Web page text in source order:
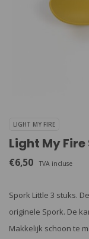
LIGHT MY FIRE
Light My
€6,50 TVA incluse
Spork Little 3 stuks.
originele Spork. De
Makkelijk schoon te